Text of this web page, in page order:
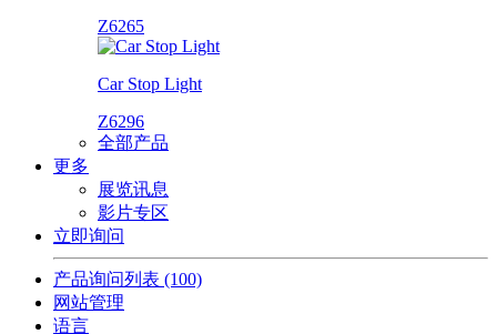
Z6265
Car Stop Light
Z6296
全部产品
更多
展览讯息
影片专区
立即询问
产品询问列表 (100)
网站管理
语言